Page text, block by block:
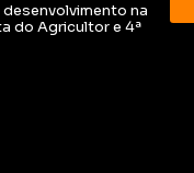
na
do Agricultor e 4ª